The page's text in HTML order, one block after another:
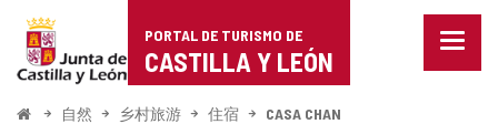
Portal
de
Turismo
PORTAL DE TURISMO DE
CASTILLA Y LEÓN
菜
开
自然 乡村旅游 住宿 CASA CHAN